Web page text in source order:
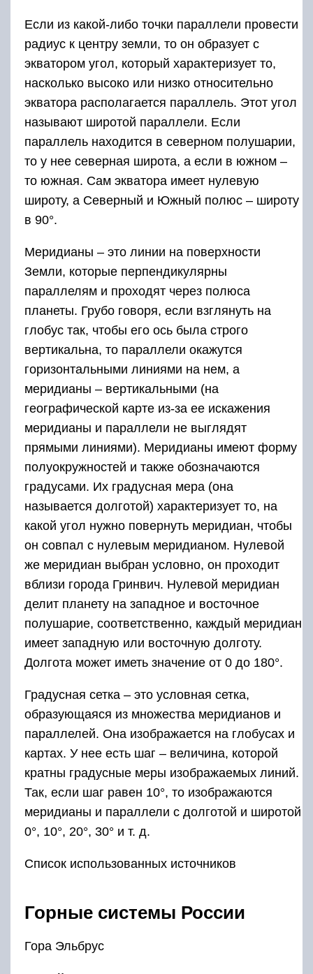
Если из какой-либо точки параллели провести
радиус к центру земли, то он образует с
экватором угол, который характеризует то,
насколько высоко или низко относительно
экватора располагается параллель. Этот угол
называют широтой параллели. Если
параллель находится в северном полушарии,
то у нее северная широта, а если в южном –
то южная. Сам экватора имеет нулевую
широту, а Северный и Южный полюс – широту
в 90°.
Меридианы – это линии на поверхности
Земли, которые перпендикулярны
параллелям и проходят через полюса
планеты. Грубо говоря, если взглянуть на
глобус так, чтобы его ось была строго
вертикальна, то параллели окажутся
горизонтальными линиями на нем, а
меридианы – вертикальными (на
географической карте из-за ее искажения
меридианы и параллели не выглядят
прямыми линиями). Меридианы имеют форму
полуокружностей и также обозначаются
градусами. Их градусная мера (она
называется долготой) характеризует то, на
какой угол нужно повернуть меридиан, чтобы
он совпал с нулевым меридианом. Нулевой
же меридиан выбран условно, он проходит
вблизи города Гринвич. Нулевой меридиан
делит планету на западное и восточное
полушарие, соответственно, каждый меридиан
имеет западную или восточную долготу.
Долгота может иметь значение от 0 до 180°.
Градусная сетка – это условная сетка,
образующаяся из множества меридианов и
параллелей. Она изображается на глобусах и
картах. У нее есть шаг – величина, которой
кратны градусные меры изображаемых линий.
Так, если шаг равен 10°, то изображаются
меридианы и параллели с долготой и широтой
0°, 10°, 20°, 30° и т. д.
Список использованных источников
Горные системы России
Гора Эльбрус